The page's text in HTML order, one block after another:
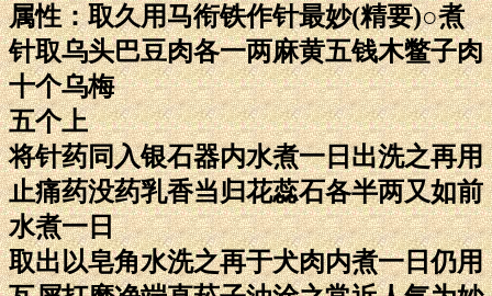
属性：取久用马衔铁作针最妙(精要)○煮
针取乌头巴豆肉各一两麻黄五钱木鳖子肉
十个乌梅
五个上
将针药同入银石器内水煮一日出洗之再用
止痛药没药乳香当归花蕊石各半两又如前
水煮一日
取出以皂角水洗之再于犬肉内煮一日仍用